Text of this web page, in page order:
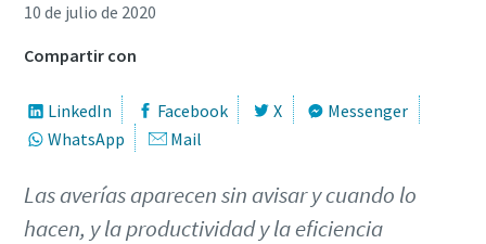
10 de julio de 2020
Compartir con
LinkedIn Facebook X
Messenger
WhatsApp
Mail
Las averías aparecen sin avisar y cuando lo
hacen, y la productividad y la eficiencia